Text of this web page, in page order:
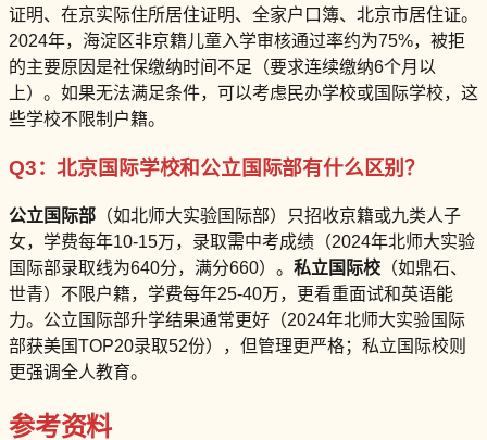
证明、在京实际住所居住证明、全家户口簿、北京市居住证。
2024年，海淀区非京籍儿童入学审核通过率约为75%，被拒
的主要原因是社保缴纳时间不足（要求连续缴纳6个月以
上）。如果无法满足条件，可以考虑民办学校或国际学校，这
些学校不限制户籍。
Q3：北京国际学校和公立国际部有什么区别？
公立国际部 （如北师大实验国际部）只招收京籍或九类人子
女，学费每年10-15万，录取需中考成绩（2024年北师大实验
国际部录取线为640分，满分660）。 私立国际校 （如鼎石、
世青）不限户籍，学费每年25-40万，更看重面试和英语能
力。公立国际部升学结果通常更好（2024年北师大实验国际
部获美国TOP20录取52份），但管理更严格；私立国际校则
更强调全人教育。
参考资料